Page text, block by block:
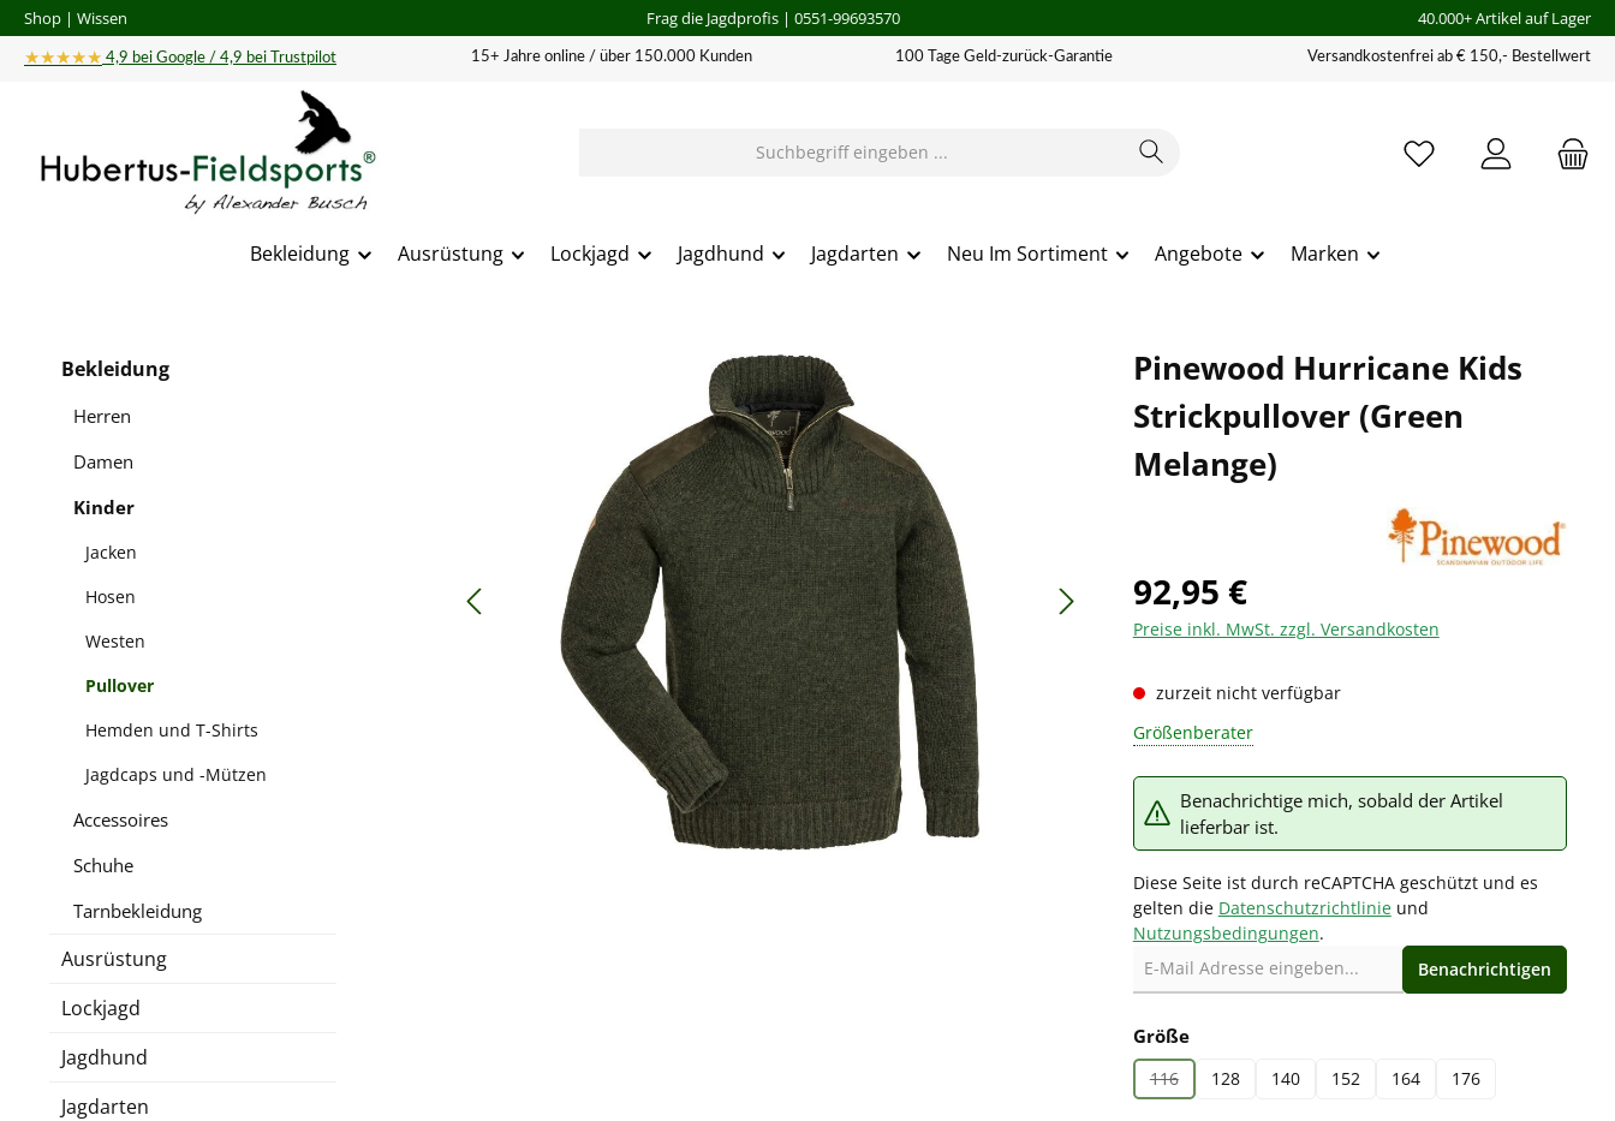
Hauptinhalt springen
Zur Suche springen
Zur Hauptnavigation springen
Shop | Wissen Frag die Jagdprofis| 0551-99693570 40.000+ Artikel auf Lager
★★★★★ 4,9 bei Google / 4,9 bei Trustpilot 15+ Jahre online / über 150.000 Kunden 100 Tage Geld-zurück-Garantie Versandkostenfrei ab € 150,- Bestellwert
Bekleidung Ausrüstung Lockjagd Jagdhund Jagdarten Neu Im Sortiment Angebote Marken
Bekleidung
Herren
Damen
Kinder
Jacken
Hosen
Westen
Pullover
Hemden und T-Shirts
Jagdcaps und -Mützen
Accessoires
Schuhe
Tarnbekleidung
Ausrüstung
Lockjagd
Jagdhund
Jagdarten
Pinewood Hurricane Kids
Strickpullover (Green
Melange)
92,95 €
Preise inkl. MwSt. zzgl. Versandkosten
zurzeit nicht verfügbar
Größenberater
Benachrichtige mich, sobald der Artikel
lieferbar ist.
Diese Seite ist durch reCAPTCHA geschützt und es
gelten die Datenschutzrichtlinieund
Nutzungsbedingungen.
Benachrichtigen
Größeauswählen
116
(Diese Option ist zurzeit nicht verfügbar.)
128 140 152 164 176